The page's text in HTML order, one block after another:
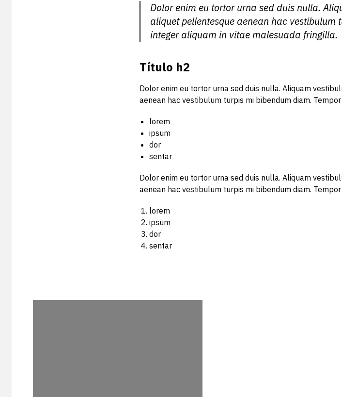
Dolor enim eu tortor urna sed duis nulla.
aliquet pellentesque aenean hac
integer aliquam in vitae malesuada fringilla.
Título h2
Dolor enim eu tortor urna sed duis nulla. Aliquam
aenean hac vestibulum turpis mi bibendum diam.
lorem
ipsum
dor
sentar
Dolor enim eu tortor urna sed duis nulla. Aliquam
aenean hac vestibulum turpis mi bibendum diam.
lorem
ipsum
dor
sentar